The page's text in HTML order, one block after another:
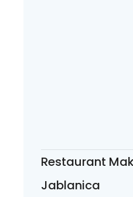
Restaurant
Jablanica